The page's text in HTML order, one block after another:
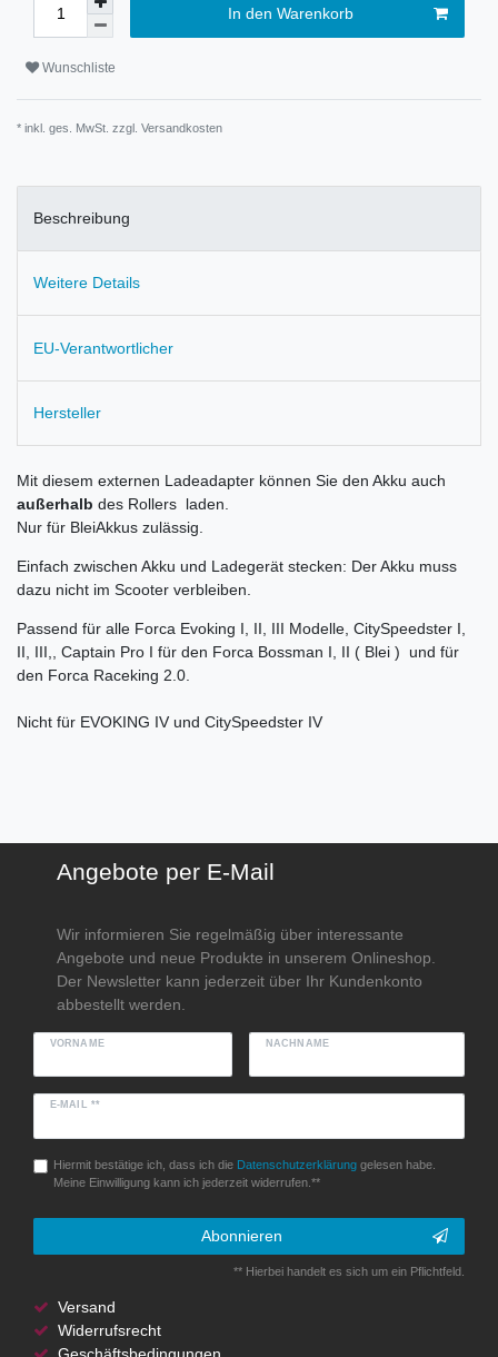
In den Warenkorb
Wunschliste
* inkl. ges. MwSt. zzgl. Versandkosten
Beschreibung
Weitere Details
EU-Verantwortlicher
Hersteller
Mit diesem externen Ladeadapter können Sie den Akku auch
außerhalb des Rollers laden.
Nur für BleiAkkus zulässig.
Einfach zwischen Akku und Ladegerät stecken: Der Akku muss
dazu nicht im Scooter verbleiben.
Passend für alle Forca Evoking I, II, III Modelle, CitySpeedster I,
II, III,, Captain Pro I für den Forca Bossman I, II ( Blei ) und für
den Forca Raceking 2.0.
Nicht für EVOKING IV und CitySpeedster IV
Angebote per E-Mail
Wir informieren Sie regelmäßig über interessante
Angebote und neue Produkte in unserem Onlineshop.
Der Newsletter kann jederzeit über Ihr Kundenkonto
abbestellt werden.
VORNAME NACHNAME
E-MAIL **
Hiermit bestätige ich, dass ich die Daten­schutz­erklärunggelesen habe.
Meine Einwilligung kann ich jederzeit widerrufen.**
Abonnieren
** Hierbei handelt es sich um ein Pflichtfeld.
Versand
Widerrufsrecht